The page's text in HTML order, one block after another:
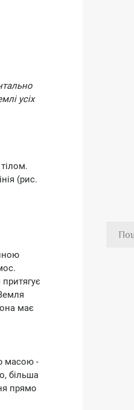
усіх
(рис.
має
масою -
більша
прямо